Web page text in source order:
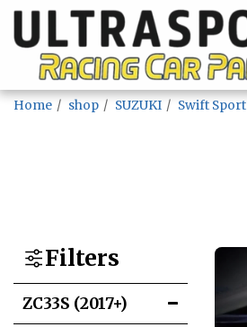
Home shop SUZUKI Swift Sport
Filters
ZC33S (2017+)